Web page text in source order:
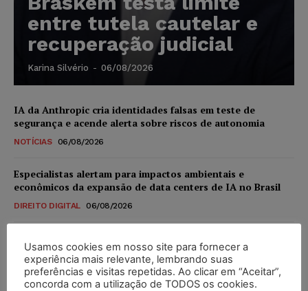
entre tutela cautelar e
recuperação judicial
Karina Silvério - 06/08/2026
IA da Anthropic cria identidades falsas em teste de
segurança e acende alerta sobre riscos de autonomia
NOTÍCIAS 06/08/2026
Especialistas alertam para impactos ambientais e
econômicos da expansão de data centers de IA no Brasil
DIREITO DIGITAL 06/08/2026
invioláveis após assinatura digital e lacração
NOTÍCIAS 06/08/2026
Usamos cookies em nosso site para fornecer a
experiência mais relevante, lembrando suas
preferências e visitas repetidas. Ao clicar em “Aceitar”,
concorda com a utilização de TODOS os cookies.